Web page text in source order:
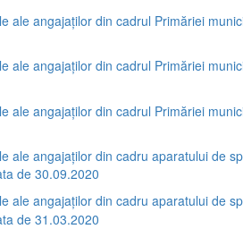
ale angajaților din cadrul Primăriei
ale angajaților din cadrul Primăriei
ale angajaților din cadrul Primăriei
ale angajaților din cadru aparatului de
de 30.09.2020
ale angajaților din cadru aparatului de
de 31.03.2020